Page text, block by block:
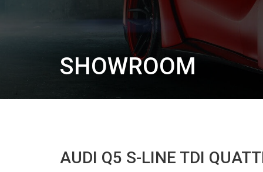
SHOWROOM
AUDI Q5 S-LINE TDI